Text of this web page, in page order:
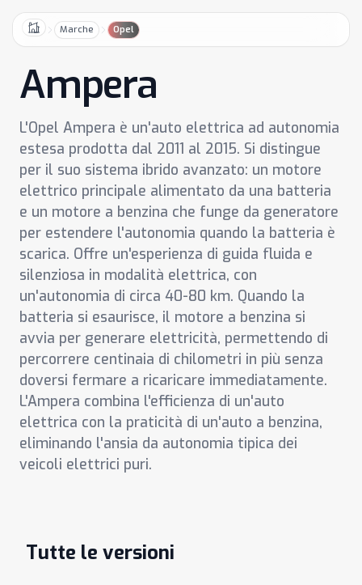
HomeMarche Opel
Ampera
L'Opel Ampera è un'auto elettrica ad autonomia
estesa prodotta dal 2011 al 2015. Si distingue
per il suo sistema ibrido avanzato: un motore
elettrico principale alimentato da una batteria
e un motore a benzina che funge da generatore
per estendere l'autonomia quando la batteria è
scarica. Offre un'esperienza di guida fluida e
silenziosa in modalità elettrica, con
un'autonomia di circa 40-80 km. Quando la
batteria si esaurisce, il motore a benzina si
avvia per generare elettricità, permettendo di
percorrere centinaia di chilometri in più senza
doversi fermare a ricaricare immediatamente.
L'Ampera combina l'efficienza di un'auto
elettrica con la praticità di un'auto a benzina,
eliminando l'ansia da autonomia tipica dei
veicoli elettrici puri.
Tutte le versioni